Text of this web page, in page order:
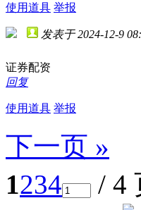
使用道具 举报
发表于 2024-12-9
证券配资
回复
使用道具 举报
下一页 »
1234 / 4